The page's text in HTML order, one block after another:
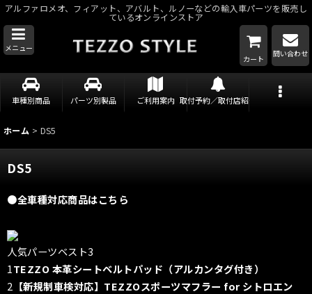
アルファロメオ、フィアット、アバルト、ルノーなどの輸入車パーツを販売し
ているオンラインストア
メニュー
カート
問い合わせ
車種別商品 パーツ別製品 ご利用案内 取付予約／取付店紹介
ホーム > DS5
DS5
●全車種対応商品はこちら
人気パーツベスト3
1TEZZO 本革シートベルトパッド（アルカンタグ付き）
2 【新規制車検対応】TEZZOスポーツマフラー for シトロエン